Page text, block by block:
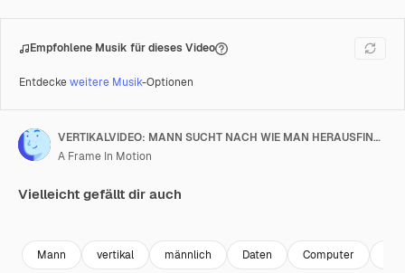
Empfohlene Musik für dieses Video
Entdeckeweitere Musik-Optionen
VERTIKALVIDEO: MANN SUCHT NACH WIE MAN HERAUSFINDET, WER MIR ENTGEFOLGT IST IM INTERNET
A Frame In Motion
Vielleicht gefällt dir auch
Mann vertikal männlich Daten Computer